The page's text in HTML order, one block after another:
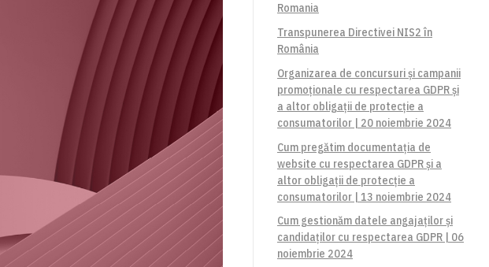
Romania
Transpunerea Directivei NIS2 în
România
Organizarea de concursuri și campanii
promoționale cu respectarea GDPR și
a altor obligații de protecție a
consumatorilor | 20 noiembrie 2024
Cum pregătim documentația de
website cu respectarea GDPR și a
altor obligații de protecție a
consumatorilor | 13 noiembrie 2024
Cum gestionăm datele angajaților și
candidaților cu respectarea GDPR | 06
noiembrie 2024